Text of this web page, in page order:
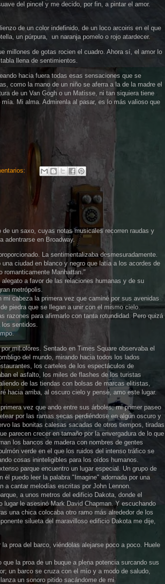
del pincel y me decido, por fin, a pintar el amor.
de un color indefinido, de un loco arcoiris en el que
un púrpura, un naranja pomelo o rojo atardecer.
millones de gotas rocien el cuadro. Ahora sí, el amor lo
llena de sentimientos.
hacia fuera todas esas sensaciones que se
como la mano de un niño se aferra a la de la madre el
de un Van Gogh o un Matisse, ni tan siquiera tiene
Mi alma. Admirenla al pasar, es lo más valioso que
un saxo, cuyas notas musicales recorren raudas y
adentrarse en Broadway.
La sentimentalizaba desmesuradamente.
ciudad en blanco y negro que latía a los acordes de
romanticamente Manhattan."
a favor de las relaciones humanas y de su
metrópolis.
cabeza la primera vez que caminé por sus avenidas
piedra que se llegan a unir con el mismo cielo.
razones para afirmarlo con tanta rotundidad. Pero quizá
sentidos.
mil olores. Sentado en Times Square observaba el
del mundo, mirando hacia todos los lados
los carteles de los espectáculos de
el asfalto, los miles de flashes de los turistas
de las tiendas con bolsas de marcas elitistas,
hacia arriba, al oscuro cielo y pensé, amo este lugar.
vez que ando entre sus árboles; mi primer paseo
por las ramas secas perdiéndose en algún oscuro y
las bonitas calesas sacadas de otros tiempos, tiradas
parecen crecer en tamaño por la envergadura de lo que
los bancos de madera con nombres de gentes
verde en el que los ruidos del intenso tráfico se
cosas ininteligibles para los oídos humanos.
parque encuentro un lugar especial. Un grupo de
puedo leer la palabra "Imagine" adornada por una
a cantar melodías escritas por John Lennon.
a unos metros del edificio Dakota, donde el
le asesinó Mark David Chapman. Y escuchando
una chica colocaba otro ramo más alrededor de los
silueta del maravilloso edificio Dakota me dije,
proa del barco, viéndolas alejarse poco a poco. Huele
la proa de un buque a plena potencia surcando sus
un barco se cruza con el mío y a modo de saludo,
un sonoro pitido sacándome de mi